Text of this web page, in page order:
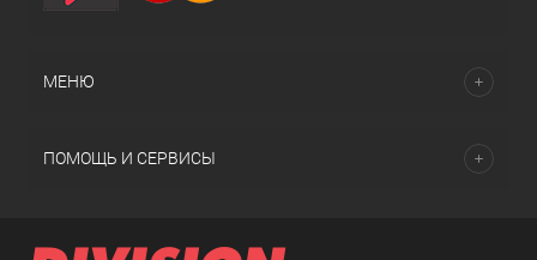
МЕНЮ
ПОМОЩЬ И СЕРВИСЫ